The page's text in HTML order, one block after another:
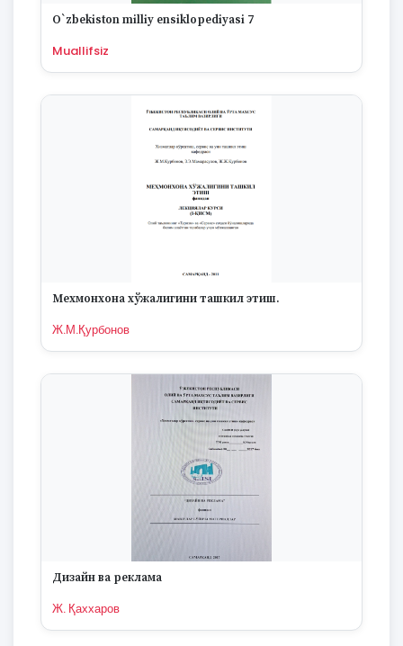
O`zbekiston milliy ensiklopediyasi 7
Muallifsiz
Мехмонхона хўжалигини ташкил этиш.
Ж.М.Қурбонов
Дизайн ва реклама
Ж. Қаххаров